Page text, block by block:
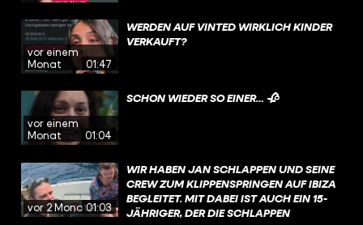
vor einem
Monat
01:47
WERDEN AUF VINTED WIRKLICH KINDER
VERKAUFT?
vor einem
Monat
01:04
SCHON WIEDER SO EINER… 🥀
vor 2 Monaten
01:03
WIR HABEN JAN SCHLAPPEN UND SEINE
CREW ZUM KLIPPENSPRINGEN AUF IBIZA
BEGLEITET. MIT DABEI IST AUCH EIN 15-
JÄHRIGER, DER DIE SCHLAPPEN